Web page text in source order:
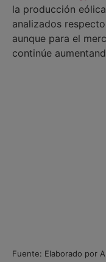
la producción
analizados
aunque para el
continúe
Fuente: Elaborado por